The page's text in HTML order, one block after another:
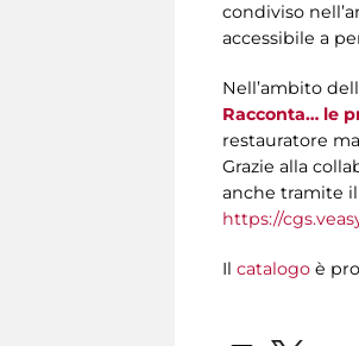
condiviso
accessibile a
Nell’ambito
Racconta… le
restauratore
Grazie alla
anche tramite
https://
Il catalogo è